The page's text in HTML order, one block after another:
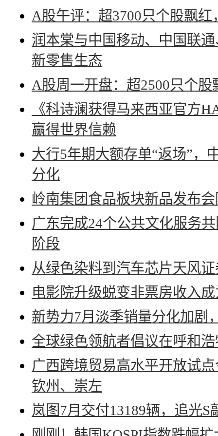
A股午评：超3700只个股飘
润本棠与中国移动、中国联
新零售生态
A股周一开盘：超2500只个
《科诗澜获得马来西亚官
赢得世界信赖
大行5年期大额存单“返场”，
分化
岭南集团食品板块新品发布
广东完成24个公共文化服务
阶段
从绿色染料到汽车芯片天风
电影院升级蜕变非票房收入
新势力7月淡季销量分化加剧
全球绿色领航者倡议在呼和
广西跨境贸易高水平开放试
钦州、崇左
岚图7月交付13189辆，追光S